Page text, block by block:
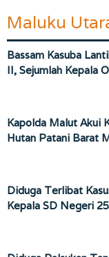
Maluku
Bassam Kasuba
II, Sejumlah Kepala
Kapolda Malut Akui
Hutan Patani Barat
Diduga Terlibat
Kepala SD Negeri